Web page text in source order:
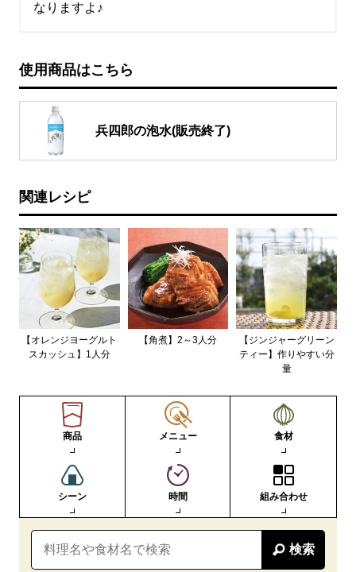
なりますよ♪
使用商品はこちら
兵四郎の泡水(販売終了)
関連レシピ
【オレンジヨーグルト
スカッシュ】1人分
【角煮】2～3人分
【ジンジャーグリーン
ティー】作りやすい分
量
商品 メニュー 食材
シーン 時間 組み合わせ
検索